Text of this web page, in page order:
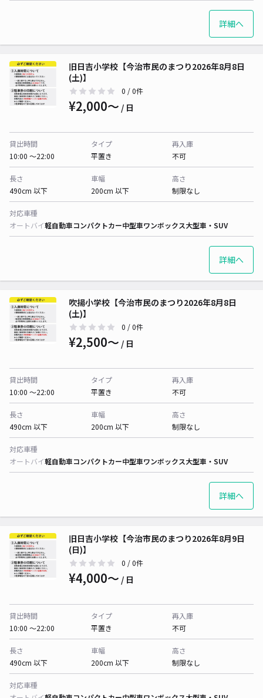
詳細へ
旧日吉小学校【今治市民のまつり2026年8月8日
(土)】
0 / 0件
¥2,000〜 / 日
貸出時間
10:00 〜22:00
タイプ
平置き
再入庫
不可
長さ
490cm 以下
車幅
200cm 以下
高さ
制限なし
対応車種
オートバイ軽自動車コンパクトカー中型車ワンボックス大型車・SUV
詳細へ
吹揚小学校【今治市民のまつり2026年8月8日
(土)】
0 / 0件
¥2,500〜 / 日
貸出時間
10:00 〜22:00
タイプ
平置き
再入庫
不可
長さ
490cm 以下
車幅
200cm 以下
高さ
制限なし
対応車種
オートバイ軽自動車コンパクトカー中型車ワンボックス大型車・SUV
詳細へ
旧日吉小学校【今治市民のまつり2026年8月9日
(日)】
0 / 0件
¥4,000〜 / 日
貸出時間
10:00 〜22:00
タイプ
平置き
再入庫
不可
長さ
490cm 以下
車幅
200cm 以下
高さ
制限なし
対応車種